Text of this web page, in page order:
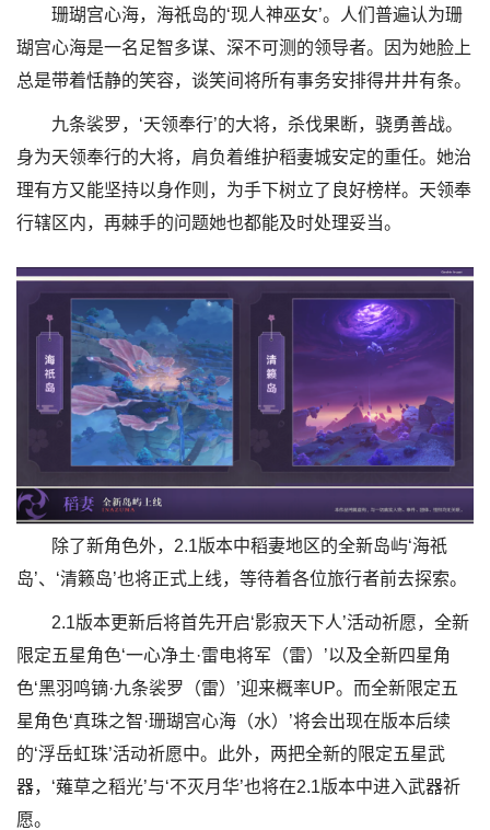
珊瑚宫心海，海祇岛的‘现人神巫女’。人们普遍认为珊
瑚宫心海是一名足智多谋、深不可测的领导者。因为她脸上
总是带着恬静的笑容，谈笑间将所有事务安排得井井有条。
九条裟罗，‘天领奉行’的大将，杀伐果断，骁勇善战。
身为天领奉行的大将，肩负着维护稻妻城安定的重任。她治
理有方又能坚持以身作则，为手下树立了良好榜样。天领奉
行辖区内，再棘手的问题她也都能及时处理妥当。
除了新角色外，2.1版本中稻妻地区的全新岛屿‘海祇
岛’、‘清籁岛’也将正式上线，等待着各位旅行者前去探索。
2.1版本更新后将首先开启‘影寂天下人’活动祈愿，全新
限定五星角色‘一心净土·雷电将军（雷）’以及全新四星角
色‘黑羽鸣镝·九条裟罗（雷）’迎来概率UP。而全新限定五
星角色‘真珠之智·珊瑚宫心海（水）’将会出现在版本后续
的‘浮岳虹珠’活动祈愿中。此外，两把全新的限定五星武
器，‘薙草之稻光’与‘不灭月华’也将在2.1版本中进入武器祈
愿。